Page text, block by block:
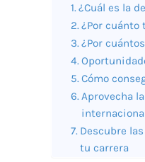
¿Cuál es la
¿Por
¿Por
Cómo
Aprovecha
Descubre
tu carrera